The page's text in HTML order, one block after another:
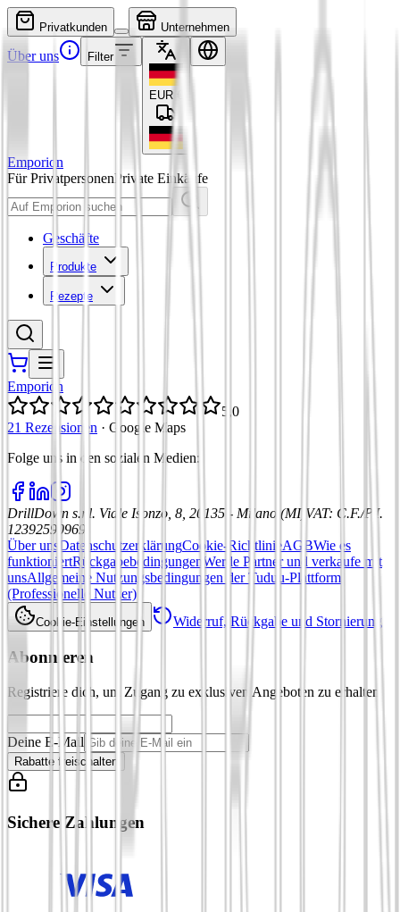
Privatkunden Unternehmen
Über uns Filter
EUR
Emporion
Für PrivatpersonenPrivate Einkäufe
Geschäfte
Produkte
Rezepte
Emporion
5,0
21 Rezensionen · Google Maps
Folge uns in den sozialen Medien:
DrillDown s.r.l. Viale Isonzo, 8, 20135 - Milano (MI) VAT: C.F./P.I.
12392590969
Über uns DatenschutzerklärungCookie-RichtlinieAGBWie es
funktioniertRückgabebedingungen Werde Partner und verkaufe mit
unsAllgemeine Nutzungsbedingungen der Tuduu-Plattform
(Professionelle Nutzer)
Cookie-Einstellungen Widerruf, Rückgabe und Stornierung
Abonnieren
Registriere dich, um Zugang zu exklusiven Angeboten zu erhalten
Deine E-Mail
Rabatte freischalten
Sichere Zahlungen